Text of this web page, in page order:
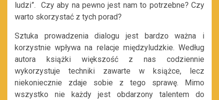
ludzi”. Czy aby na pewno jest nam to potrzebne? Czy
warto skorzystać z tych porad?
Sztuka prowadzenia dialogu jest bardzo ważna i
korzystnie wpływa na relacje międzyludzkie. Według
autora książki większość z nas codziennie
wykorzystuje techniki zawarte w książce, lecz
niekoniecznie zdaje sobie z tego sprawę. Mimo
wszystko nie każdy jest obdarzony talentem do